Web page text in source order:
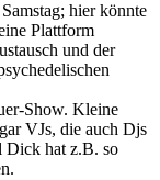
hier könnte
Plattform
und der
Show. Kleine
VJs, die auch Djs
Dick hat z.B. so